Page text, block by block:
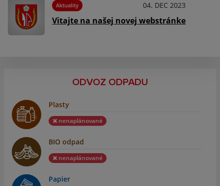
Aktuality 04. DEC 2023
Vitajte na našej novej webstránke
ODVOZ ODPADU
Plasty
nenaplánované
BIO odpad
nenaplánované
Papier